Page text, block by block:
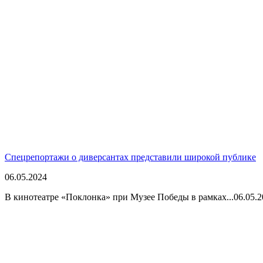
Спецрепортажи о диверсантах представили широкой публике
06.05.2024
В кинотеатре «Поклонка» при Музее Победы в рамках...